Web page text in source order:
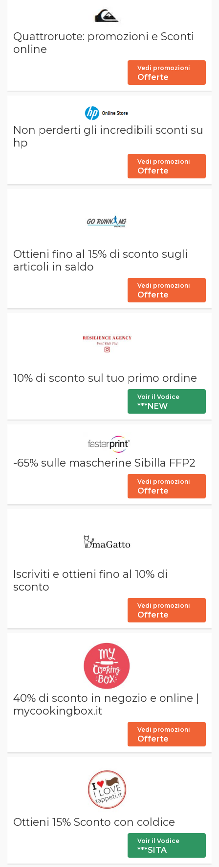
Quattroruote: promozioni e Sconti
online
Vedi promozioni
Offerte
Non perderti gli incredibili sconti su
hp
Vedi promozioni
Offerte
Ottieni fino al 15% di sconto sugli
articoli in saldo
Vedi promozioni
Offerte
10% di sconto sul tuo primo ordine
Voir il Vodice
***NEW
-65% sulle mascherine Sibilla FFP2
Vedi promozioni
Offerte
Iscriviti e ottieni fino al 10% di
sconto
Vedi promozioni
Offerte
40% di sconto in negozio e online |
mycookingbox.it
Vedi promozioni
Offerte
Ottieni 15% Sconto con coldice
Voir il Vodice
***SITA